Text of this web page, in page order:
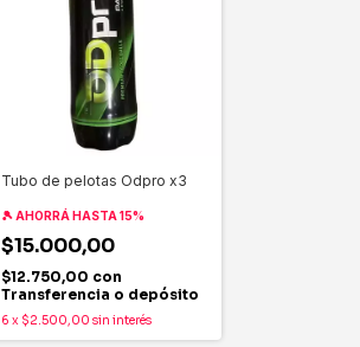
Tubo de pelotas Odpro x3
🎾 AHORRÁ HASTA 15%
$15.000,00
$12.750,00 con
Transferencia o depósito
6 x $2.500,00 sin interés